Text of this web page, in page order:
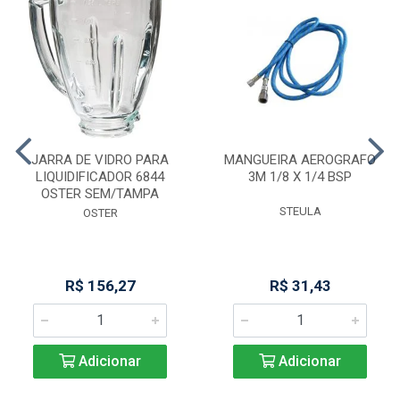
JARRA DE VIDRO PARA
LIQUIDIFICADOR 6844
OSTER SEM/TAMPA
OSTER
R$ 156,27
Adicionar
MANGUEIRA AEROGRAFO
3M 1/8 X 1/4 BSP
STEULA
R$ 31,43
Adicionar